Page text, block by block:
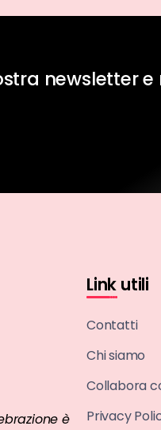
newsletter
è
Link utili
Contatti
Chi siamo
Collabora
Privacy